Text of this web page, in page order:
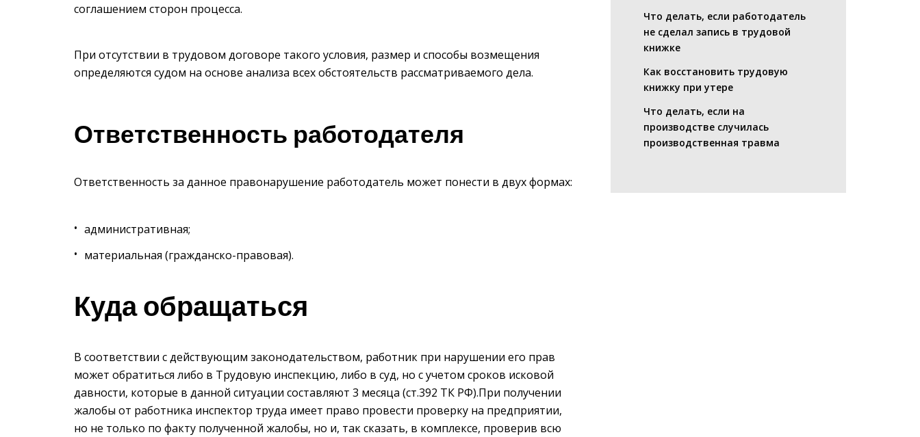
соглашением сторон процесса.
При отсутствии в трудовом договоре такого условия, размер и способы возмещения
определяются судом на основе анализа всех обстоятельств рассматриваемого дела.
Ответственность работодателя
Ответственность за данное правонарушение работодатель может понести в двух формах:
административная;
материальная (гражданско-правовая).
Куда обращаться
В соответствии с действующим законодательством, работник при нарушении его прав
может обратиться либо в Трудовую инспекцию, либо в суд, но с учетом сроков исковой
давности, которые в данной ситуации составляют 3 месяца (ст.392 ТК РФ).При получении
жалобы от работника инспектор труда имеет право провести проверку на предприятии,
но не только по факту полученной жалобы, но и, так сказать, в комплексе, проверив всю
Что делать, если работодатель
не сделал запись в трудовой
книжке
Как восстановить трудовую
книжку при утере
Что делать, если на
производстве случилась
производственная травма